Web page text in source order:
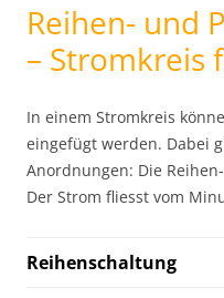
Reihen- und
– Stromkreis
In einem Stromkreis
eingefügt werden. Dabei
Anordnungen: Die
Der Strom fliesst vom
Reihenschaltung